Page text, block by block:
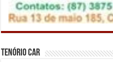
Tenório Car